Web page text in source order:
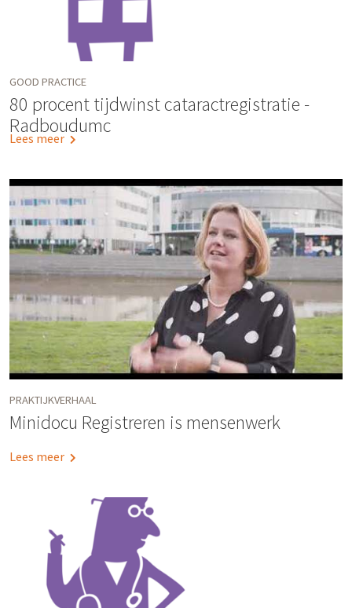
GOOD PRACTICE
80 procent tijdwinst cataractregistratie -
Radboudumc
Lees meer
PRAKTIJKVERHAAL
Minidocu Registreren is mensenwerk
Lees meer